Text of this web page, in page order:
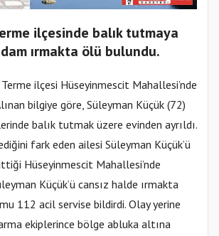
ilçesinde balık tutmaya
ırmakta ölü bulundu.
Terme ilçesi Hüseyinmescit Mahallesi’nde
bilgiye göre, Süleyman Küçük (72)
balık tutmak üzere evinden ayrıldı.
fark eden ailesi Süleyman Küçük’ü
Hüseyinmescit Mahallesi’nde
Küçük’ü cansız halde ırmakta
112 acil servise bildirdi. Olay yerine
ekiplerince bölge abluka altına